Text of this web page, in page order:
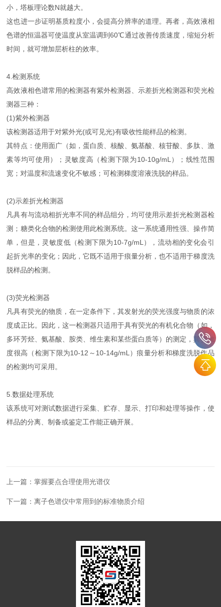
小，塔板理论数N就越大。
这也进一步证明基质粒度小，会提高分辨率的道理。再者，高效液相
色谱的恒温器可使温度从室温调到60℃通过改善传质速度，缩短分析
时间，就可增加层析柱的效率。
4.检测系统
高效液相色谱常用的检测器有紫外检测器、示差折光检测器和荧光检
测器三种：
(1)紫外检测器
该检测器适用于对紫外光(或可见光)有吸收性能样品的检测。
其特点：使用面广（如，蛋白质、核酸、氨基酸、核苷酸、多肽、激
素等均可使用）；灵敏度高（检测下限为10-10g/mL）；线性范围
宽；对温度和流速变化不敏感；可检测梯度溶液洗脱的样品。
(2)示差折光检测器
凡具有与流动相折光率不同的样品组分，均可使用示差折光检测器检
测；糖类化合物的检测使用此检测系统。这一系统通用性强、操作简
单，但是，灵敏度低（检测下限为10-7g/mL），流动相的变化会引
起折光率的变化；因此，它既不适用于痕量分析，也不适用于梯度洗
脱样品的检测。
(3)荧光检测器
凡具有荧光的物质，在一定条件下，其发射光的荧光强度与物质的浓
度成正比。因此，这一检测器只适用于具有荧光的有机化合物（如，
多环芳烃、氨基酸、胺类、维生素和某些蛋白质等）的测定，其灵敏
度很高（检测下限为10-12～10-14g/mL）痕量分析和梯度洗脱作品
的检测均可采用。
5.数据处理系统
该系统可对测试数据进行采集、贮存、显示、打印和处理等操作，使
样品的分离、制备或鉴定工作能正确开展。
上一篇：掌握要点合理使用光谱仪
下一篇：离子色谱仪中常用到的标准物质介绍